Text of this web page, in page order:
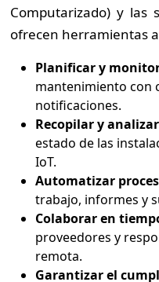
Computarizado) y las
ofrecen herramientas
Planificar y
mantenimiento con
notificaciones.
Recopilar y
estado de las
IoT.
Automatizar
trabajo, informes y
Colaborar en
proveedores y
remota.
Garantizar el